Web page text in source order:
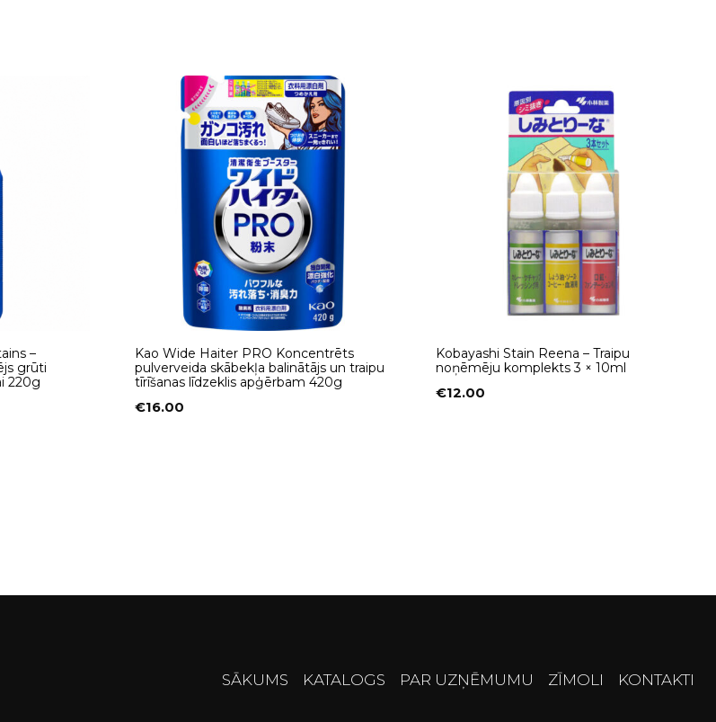
–
grūti
220g
Kao Wide Haiter PRO Koncentrēts
pulverveida skābekļa balinātājs un traipu
tīrīšanas līdzeklis apģērbam 420g
€16.00
Kobayashi Stain Reena – Traipu
noņēmēju komplekts 3 × 10ml
€12.00
SĀKUMS KATALOGS PAR UZŅĒMUMU ZĪMOLI KONTAKTI